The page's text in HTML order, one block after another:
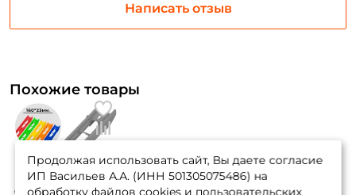
Написать отзыв
Похожие товары
Продолжая использовать сайт, Вы даете согласие
ИП Васильев А.А. (ИНН 501305075486) на
обработку файлов cookies и пользовательских
У меня уже есть аккаунт